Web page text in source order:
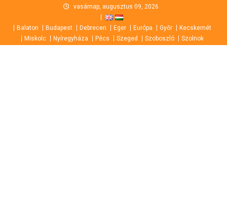
content
vasárnap, augusztus 09, 2026
Balaton Budapest Debrecen Eger Európa Győr
Kecskemét
Miskolc
Nyíregyháza Pécs Szeged Szoboszló Szolnok